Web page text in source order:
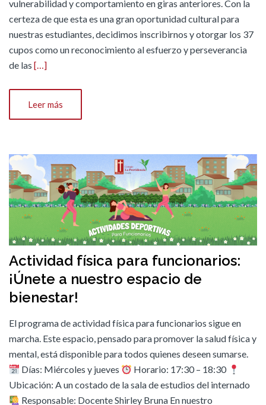
vulnerabilidad y comportamiento en giras anteriores. Con la
certeza de que esta es una gran oportunidad cultural para
nuestras estudiantes, decidimos inscribirnos y otorgar los 37
cupos como un reconocimiento al esfuerzo y perseverancia
de las […]
Leer más
Actividad física para funcionarios:
¡Únete a nuestro espacio de
bienestar!
El programa de actividad física para funcionarios sigue en
marcha. Este espacio, pensado para promover la salud física y
mental, está disponible para todos quienes deseen sumarse.
Días: Miércoles y jueves
Horario: 17:30 – 18:30
Ubicación: A un costado de la sala de estudios del internado
Responsable: Docente Shirley Bruna En nuestro